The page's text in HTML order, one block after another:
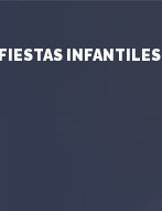
FIESTAS INFANTILES